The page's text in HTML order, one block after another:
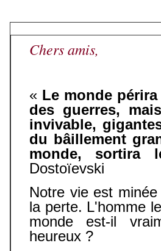
Chers amis,
« Le monde
des guerres,
invivable,
du bâillement
monde, sortira
Dostoïevski
Notre vie est
la perte. L'homme
monde est-il
heureux ?